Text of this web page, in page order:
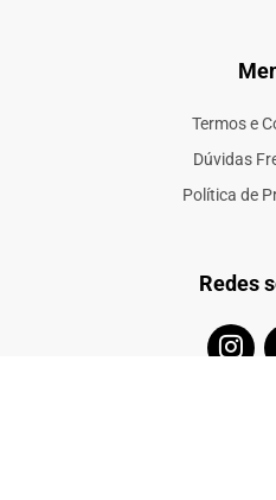
Termos e
Dúvidas
Política de
Redes